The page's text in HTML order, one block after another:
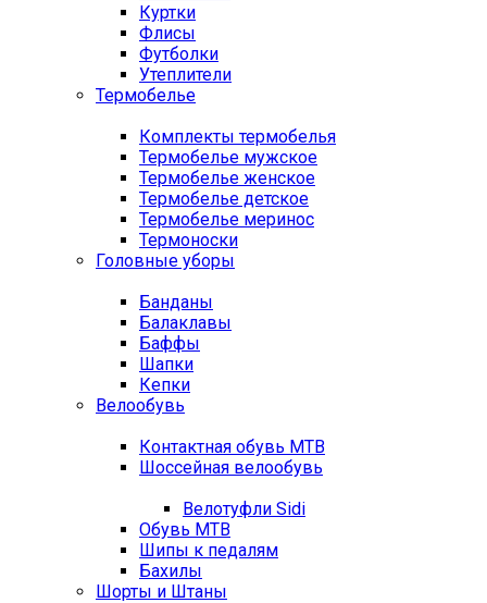
Куртки
Флисы
Футболки
Утеплители
Термобелье
Комплекты термобелья
Термобелье мужское
Термобелье женское
Термобелье детское
Термобелье меринос
Термоноски
Головные уборы
Банданы
Балаклавы
Баффы
Шапки
Кепки
Велообувь
Контактная обувь MTB
Шоссейная велообувь
Велотуфли Sidi
Обувь MTB
Шипы к педалям
Бахилы
Шорты и Штаны